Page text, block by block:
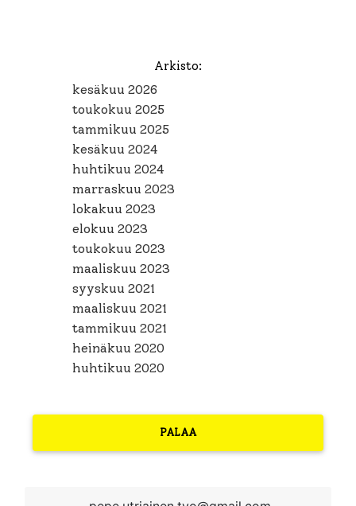
Arkisto:
kesäkuu 2026
toukokuu 2025
tammikuu 2025
kesäkuu 2024
huhtikuu 2024
marraskuu 2023
lokakuu 2023
elokuu 2023
toukokuu 2023
maaliskuu 2023
syyskuu 2021
maaliskuu 2021
tammikuu 2021
heinäkuu 2020
huhtikuu 2020
PALAA